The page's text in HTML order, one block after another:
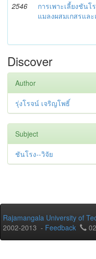
2546
การเพาะเลี้ยงชันโ
แมลงผสมเกสรและ
Discover
Author
รุ่งโรจน์ เจริญโพธิ์
Subject
ชันโรง--วิจัย
Rajamangala University of
2002-2013 - Feedback